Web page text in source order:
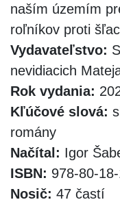
naším územím
roľníkov proti
Vydavateľstvo:
nevidiacich
Rok vydania:
Kľúčové slová:
romány
Načítal: Igor
ISBN: 978-80-
Nosič: 47 častí